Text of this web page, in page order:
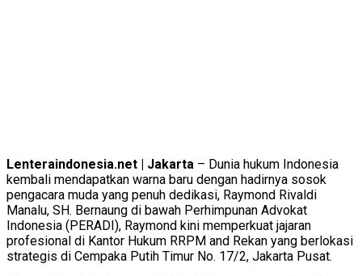
Lenteraindonesia.net | Jakarta – Dunia hukum Indonesia
kembali mendapatkan warna baru dengan hadirnya sosok
pengacara muda yang penuh dedikasi, Raymond Rivaldi
Manalu, SH. Bernaung di bawah Perhimpunan Advokat
Indonesia (PERADI), Raymond kini memperkuat jajaran
profesional di Kantor Hukum RRPM and Rekan yang berlokasi
strategis di Cempaka Putih Timur No. 17/2, Jakarta Pusat.